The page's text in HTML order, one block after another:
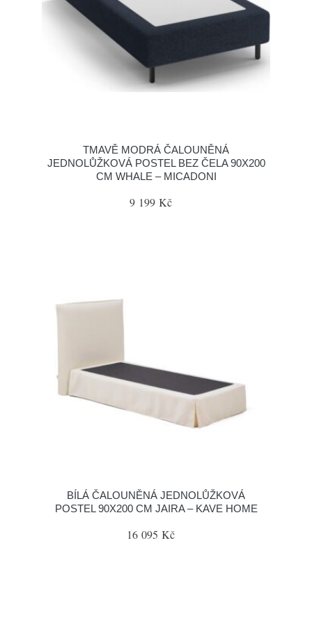
TMAVĚ MODRÁ ČALOUNĚNÁ
JEDNOLŮŽKOVÁ POSTEL BEZ ČELA 90X200
CM WHALE – MICADONI
9 199 Kč
BÍLÁ ČALOUNĚNÁ JEDNOLŮŽKOVÁ
POSTEL 90X200 CM JAIRA – KAVE HOME
16 095 Kč